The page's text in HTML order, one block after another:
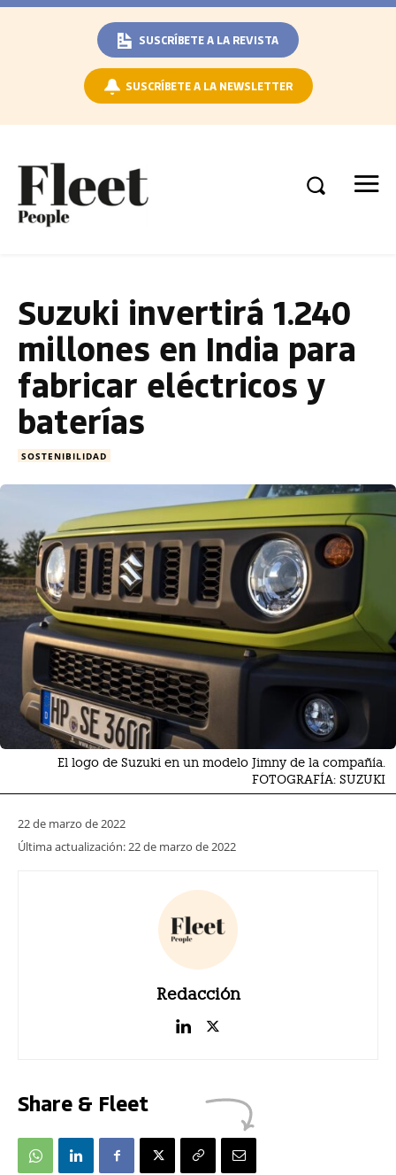
SUSCRÍBETE A LA REVISTA
SUSCRÍBETE A LA NEWSLETTER
Suzuki invertirá 1.240
millones en India para
fabricar eléctricos y
baterías
SOSTENIBILIDAD
El logo de Suzuki en un modelo Jimny de la compañía.
FOTOGRAFÍA: SUZUKI
22 de marzo de 2022
Última actualización:22 de marzo de 2022
Redacción
Share & Fleet